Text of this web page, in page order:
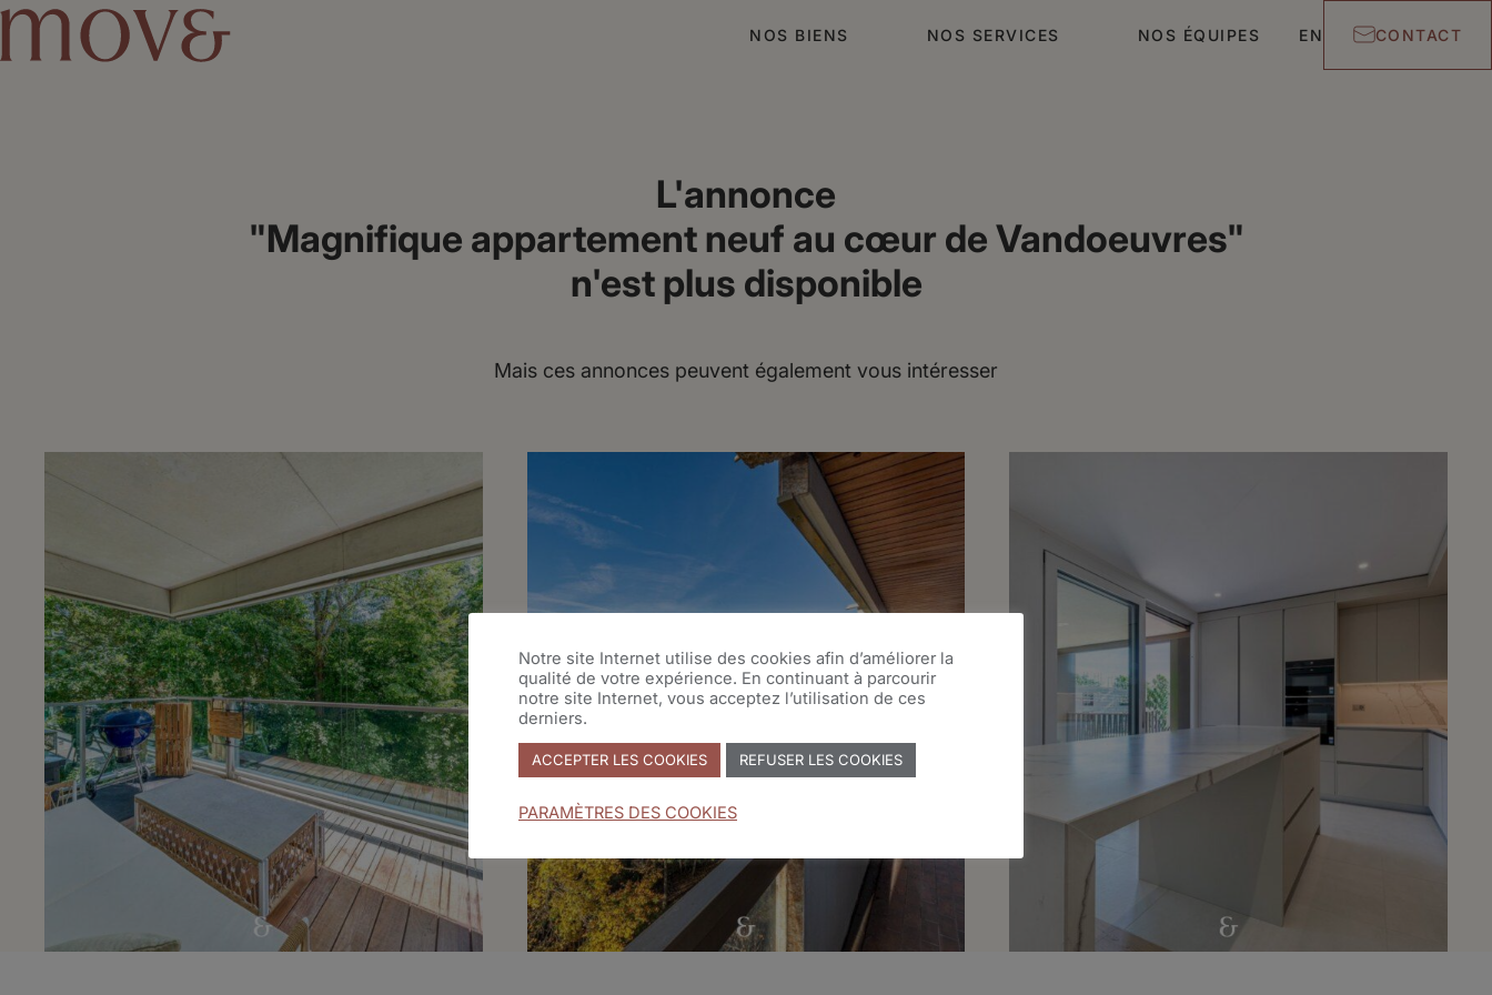
NOS BIENS NOS SERVICES NOS ÉQUIPES EN CONTACT
L'annonce
"Magnifique appartement neuf au cœur de Vandoeuvres"
n'est plus disponible
Mais ces annonces peuvent également vous intéresser
Notre site Internet utilise des cookies afin d’améliorer la
qualité de votre expérience. En continuant à parcourir
notre site Internet, vous acceptez l’utilisation de ces
derniers.
ACCEPTER LES COOKIES REFUSER LES COOKIES
PARAMÈTRES DES COOKIES